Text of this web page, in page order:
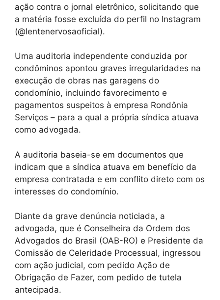
ação contra o jornal eletrônico, solicitando que
a matéria fosse excluída do perfil no Instagram
(@lentenervosaoficial).
Uma auditoria independente conduzida por
condôminos apontou graves irregularidades na
execução de obras nas garagens do
condomínio, incluindo favorecimento e
pagamentos suspeitos à empresa Rondônia
Serviços – para a qual a própria síndica atuava
como advogada.
A auditoria baseia-se em documentos que
indicam que a síndica atuava em benefício da
empresa contratada e em conflito direto com os
interesses do condomínio.
Diante da grave denúncia noticiada, a
advogada, que é Conselheira da Ordem dos
Advogados do Brasil (OAB-RO) e Presidente da
Comissão de Celeridade Processual, ingressou
com ação judicial, com pedido Ação de
Obrigação de Fazer, com pedido de tutela
antecipada.